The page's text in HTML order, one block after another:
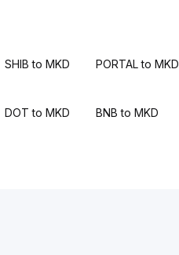
SHIB to MKD PORTAL to MKD
DOT to MKD BNB to MKD